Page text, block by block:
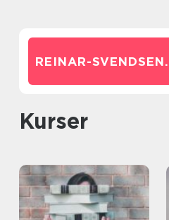
REINAR-SVENDSEN.
Kurser